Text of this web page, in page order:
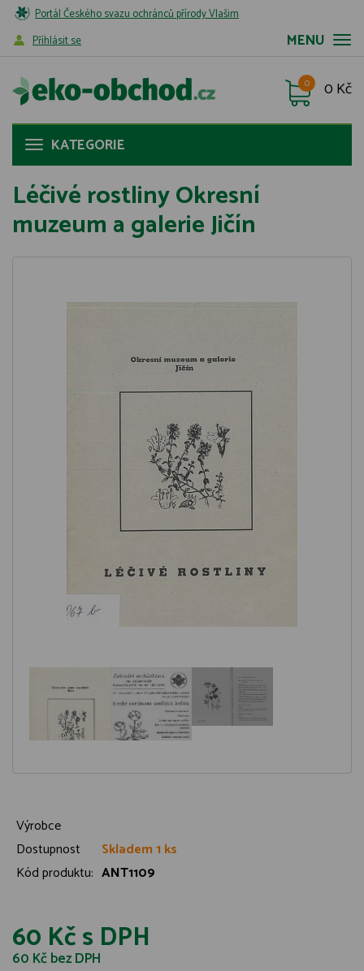
Portál Českého svazu ochránců přírody Vlašim
MENU
Příhlásit se
0 Kč
0
KATEGORIE
Léčivé rostliny Okresní
muzeum a galerie Jičín
Výrobce
Dostupnost
Skladem 1 ks
Kód produktu: ANT1109
60 Kčs DPH
60 Kčbez DPH